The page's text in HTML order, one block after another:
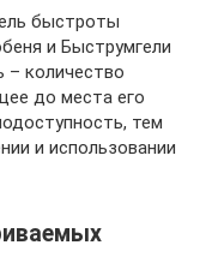
быстроты
и Быструмгели
– количество
до места его
тем
и использовании